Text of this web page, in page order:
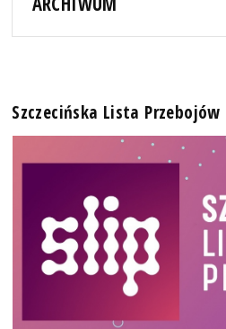
Szczecińska Lista Przebojów